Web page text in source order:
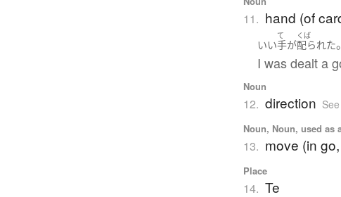
11. hand (of
いい
て
手が
くば
配られた。
I was dealt a
Noun
12. direction
Noun, Noun, used as
13. move (in
Place
14. Te